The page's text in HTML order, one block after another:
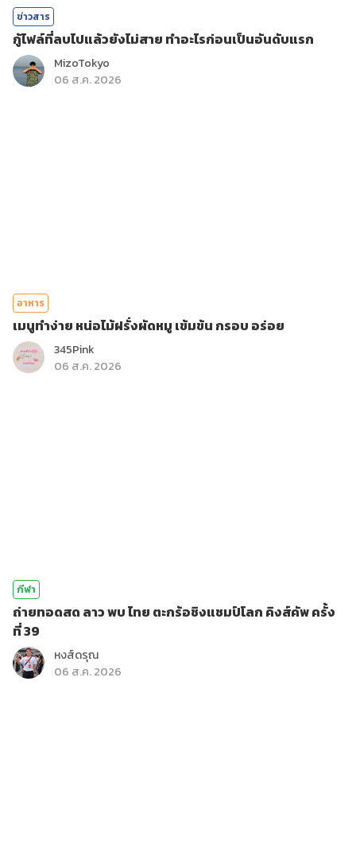
ข่าวสาร
กู้ไฟล์ที่ลบไปแล้วยังไม่สาย ทำอะไรก่อนเป็นอันดับแรก
MizoTokyo
06 ส.ค. 2026
อาหาร
เมนูทำง่าย หน่อไม้ฝรั่งผัดหมู เข้มข้น กรอบ อร่อย
345Pink
06 ส.ค. 2026
กีฬา
ถ่ายทอดสด ลาว พบ ไทย ตะกร้อชิงแชมป์โลก คิงส์คัพ ครั้ง
ที่ 39
หงส์ดรุณ
06 ส.ค. 2026